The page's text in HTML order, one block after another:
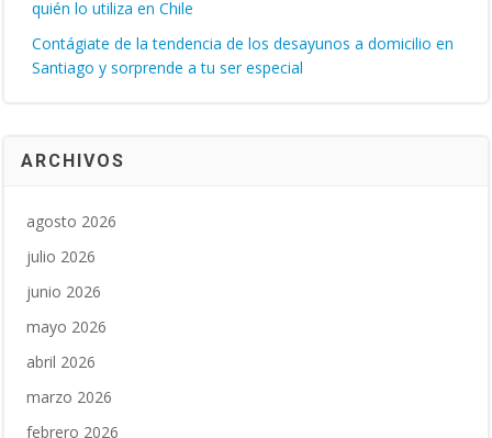
quién lo utiliza en Chile
Contágiate de la tendencia de los desayunos a domicilio en
Santiago y sorprende a tu ser especial
ARCHIVOS
agosto 2026
julio 2026
junio 2026
mayo 2026
abril 2026
marzo 2026
febrero 2026